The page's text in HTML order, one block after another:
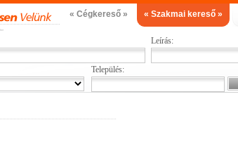
« Cégkereső » « Szakmai kereső »
Leírás:
Település: